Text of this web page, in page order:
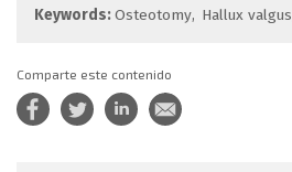
Keywords:Osteotomy Hallux valgus
Comparte este contenido